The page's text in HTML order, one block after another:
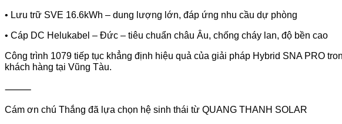
• Lưu trữ SVE 16.6kWh – dung lượng lớn, đáp ứng nhu cầu dự phòng
• Cáp DC Helukabel – Đức – tiêu chuẩn châu Âu, chống cháy lan, độ bền cao
Công trình 1079 tiếp tục khẳng định hiệu quả của giải pháp Hybrid SNA PRO
khách hàng tại Vũng Tàu.
⸻
Cám ơn chú Thắng đã lựa chọn hệ sinh thái từ QUANG THANH SOLAR